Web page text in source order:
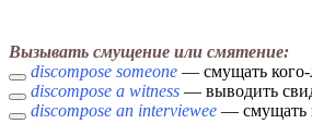
Вызывать смущение или смятение:
discompose someone — смущать кого-
discompose a witness — выводить
discompose an interviewee — смущать